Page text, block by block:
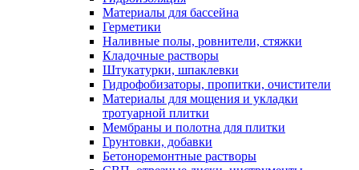
Материалы для бассейна
Герметики
Наливные полы, ровнители, стяжки
Кладочные растворы
Штукатурки, шпаклевки
Гидрофобизаторы, пропитки, очистители
Материалы для мощения и укладки
тротуарной плитки
Мембраны и полотна для плитки
Грунтовки, добавки
Бетоноремонтные растворы